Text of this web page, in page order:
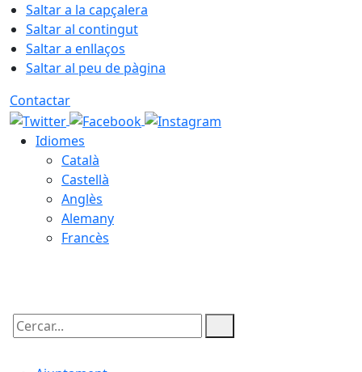
Saltar a la capçalera
Saltar al contingut
Saltar a enllaços
Saltar al peu de pàgina
Contactar
Idiomes
Català
Castellà
Anglès
Alemany
Francès
Cercar: